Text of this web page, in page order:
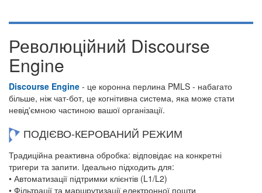
Революційний Discourse
Engine
Discourse Engine - це коронна перлина PMLS - набагато
більше, ніж чат-бот, це когнітивна система, яка може стати
невід'ємною частиною вашої організації.
ПОДІЄВО-КЕРОВАНИЙ РЕЖИМ
Традиційна реактивна обробка: відповідає на конкретні
тригери та запити. Ідеально підходить для:
• Автоматизації підтримки клієнтів (L1/L2)
• Фільтрації та маршрутизації електронної пошти